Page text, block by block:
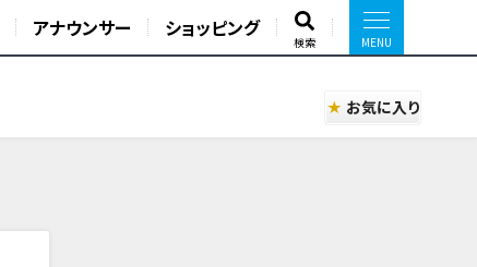
アナウンサー ショッピング
検索
お気に入り